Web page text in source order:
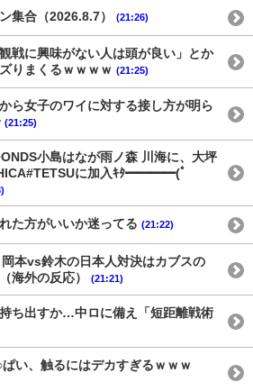
集合（2026.8.7） (21:26)
戦に興味がない人は頭が良い」とか
りまくるｗｗｗｗ (21:25)
ら女子のワイに対する接し方が明ら
(21:25)
小島はなが雨ノ森 川海に、大坪
に加入ｷﾀ━━━━(ﾟ
た方がいいか迷ってる (21:22)
本vs鈴木の日本人対決はカブスの
海外の反応）
(21:21)
ち出すか…中ロに備え「短距離戦術
ぱい、触るにはデカすぎるｗｗｗ